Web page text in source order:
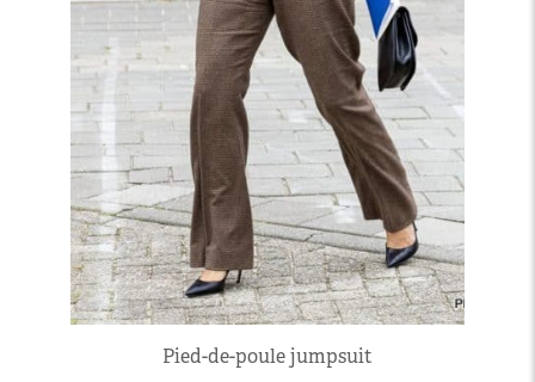
Pied-de-poule jumpsuit